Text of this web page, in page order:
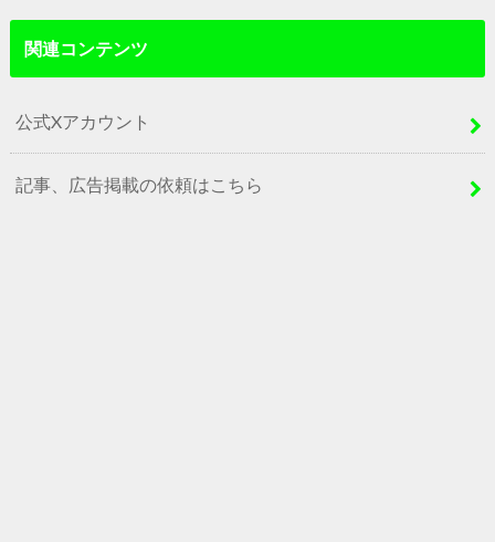
関連コンテンツ
公式Xアカウント
記事、広告掲載の依頼はこちら